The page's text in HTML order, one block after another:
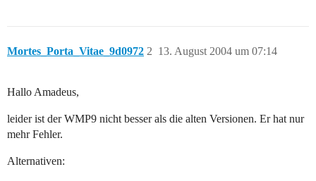
Mortes_Porta_Vitae_9d0972 13. August 2004 um 07:14
2
Hallo Amadeus,
leider ist der WMP9 nicht besser als die alten Versionen. Er hat nur
mehr Fehler.
Alternativen: